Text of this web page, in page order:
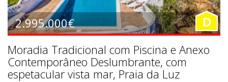
2.995.000€ D
Moradia Tradicional com Piscina e Anexo
Contemporâneo Deslumbrante, com
espetacular vista mar, Praia da Luz